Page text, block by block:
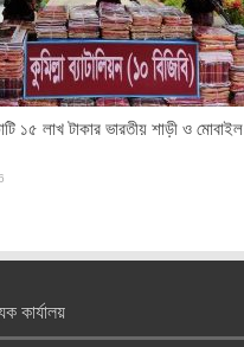
১৫ লাখ টাকার ভারতীয় শাড়ী ও মোবাইল
কার্যালয়